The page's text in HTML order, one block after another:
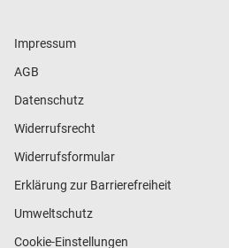
Impressum
AGB
Datenschutz
Widerrufsrecht
Widerrufsformular
Erklärung zur Barrierefreiheit
Umweltschutz
Cookie-Einstellungen